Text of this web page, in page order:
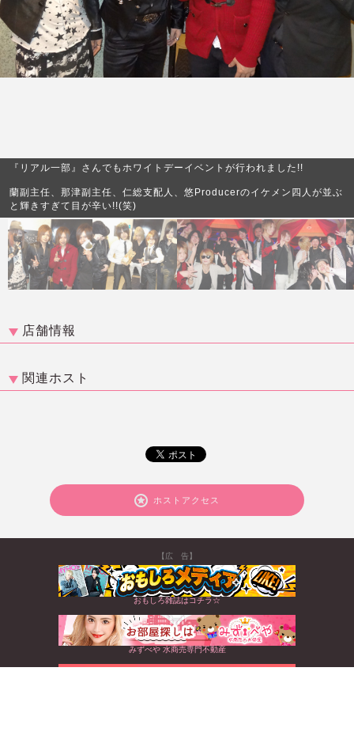
『リアル一部』さんでもホワイトデーイベントが行われました!!
蘭副主任、那津副主任、仁総支配人、悠Producerのイケメン四人が並ぶ
と輝きすぎて目が辛い!!(笑)
店舗情報
関連ホスト
ホストアクセス
【広 告】
おもしろ雑誌はコチラ☆
みずべや 水商売専門不動産